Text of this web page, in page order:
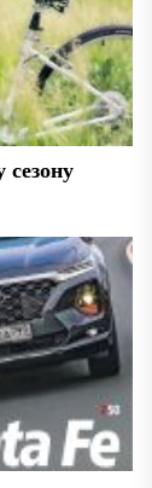
сезону